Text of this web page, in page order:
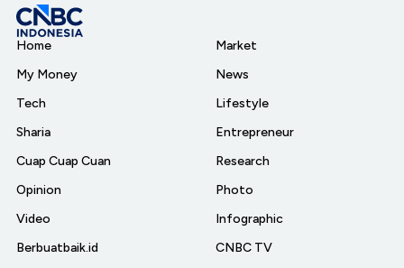
Home
My Money
Tech
Sharia
Cuap Cuap Cuan
Opinion
Video
Berbuatbaik.id
Market
News
Lifestyle
Entrepreneur
Research
Photo
Infographic
CNBC TV